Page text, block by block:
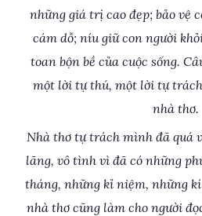
những giá trị cao đẹp; bảo vệ
cám dỗ; níu giữ con người
toan bộn bề của cuộc sống.
một lời tự thú, một lời tự
nhà thơ.
Nhà thơ tự trách mình đã quá
lãng, vô tình vì đã có những
tháng, những kỉ niệm, những
nhà thơ cũng làm cho người